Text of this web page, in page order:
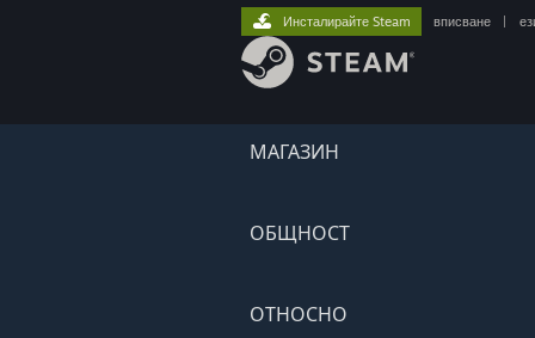
МАГАЗИН
ОБЩНОСТ
ОТНОСНО
Инсталирайте Steam вписване